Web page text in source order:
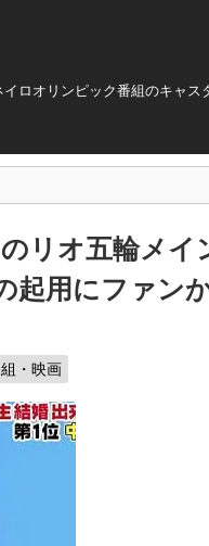
ロオリンピック番組のキャ
リオ五輪メイ
起用にファン
・映画